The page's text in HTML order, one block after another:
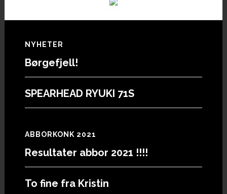
Footer
NYHETER
Børgefjell!
SPEARHEAD RYUKI 71S
ABBORKONK 2021
Resultater abbor 2021 !!!!
To fine fra Kristin